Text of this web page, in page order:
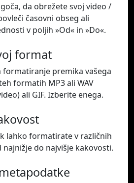
da obrežete svoj video /
časovni obseg ali
v poljih »Od« in »Do«.
format
formatiranje premika vašega
formatih MP3 ali WAV
ali GIF. Izberite enega.
lahko formatirate v različnih
najnižje do najvišje kakovosti.